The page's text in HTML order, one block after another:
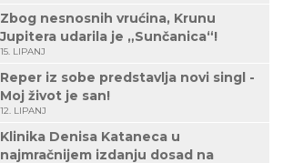
Zbog nesnosnih vrućina, Krunu
Jupitera udarila je „Sunčanica“!
15. LIPANJ
Reper iz sobe predstavlja novi singl -
Moj život je san!
12. LIPANJ
Klinika Denisa Kataneca u
najmračnijem izdanju dosad na